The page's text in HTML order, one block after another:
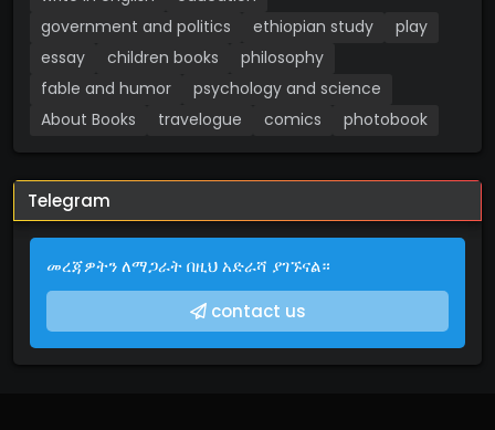
government and politics
ethiopian study
play
essay
children books
philosophy
fable and humor
psychology and science
About Books
travelogue comics photobook
Telegram
መረጃዎትን ለማጋራት በዚህ አድራሻ ያገኙናል።
contact us